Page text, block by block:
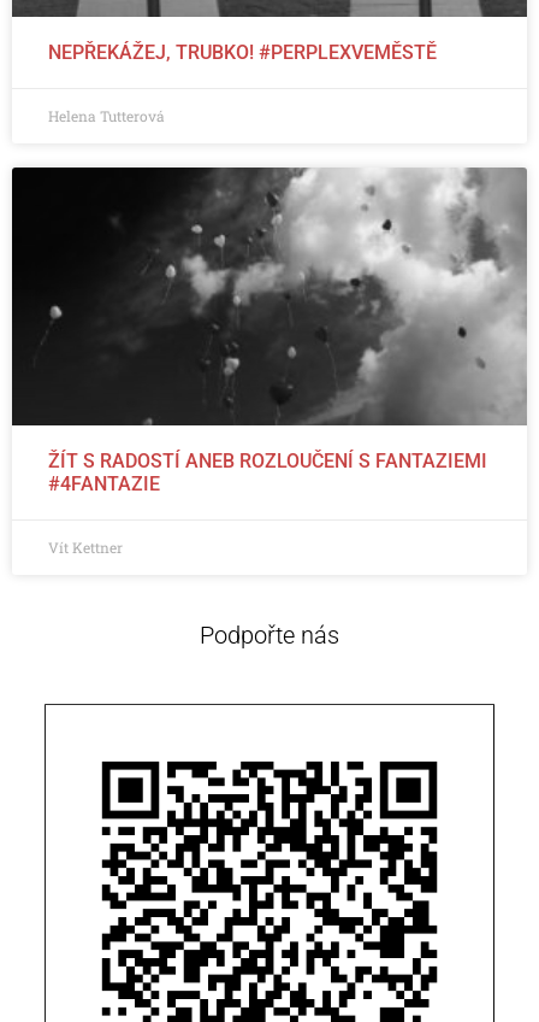
NEPŘEKÁŽEJ, TRUBKO! #PERPLEXVEMĚSTĚ
Helena Tutterová
ŽÍT S RADOSTÍ ANEB ROZLOUČENÍ S FANTAZIEMI
#4FANTAZIE
Vít Kettner
Podpořte nás